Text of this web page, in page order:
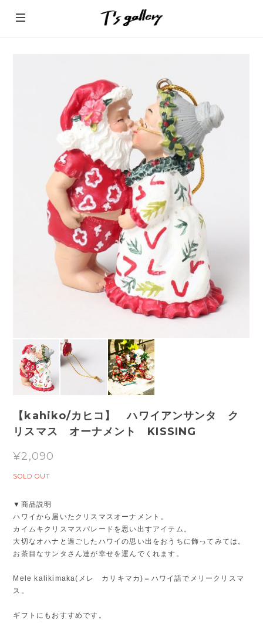
【kahiko/カヒコ】 ハワイアンサンタ ク
リスマス オーナメント KISSING
¥2,090
SOLD OUT
▼商品説明
ハワイから届いたクリスマスオーナメント。
カイムキクリスマスパレードを思い出すアイテム。
大切なオハナと過ごしたハワイの思い出をおうちに飾ってみては。
お茶目なサンタさん達が幸せを運んでくれます。
Mele kalikimaka(メレ カリキマカ)＝ハワイ語でメリークリスマ
ス。
ギフトにもおすすめです。